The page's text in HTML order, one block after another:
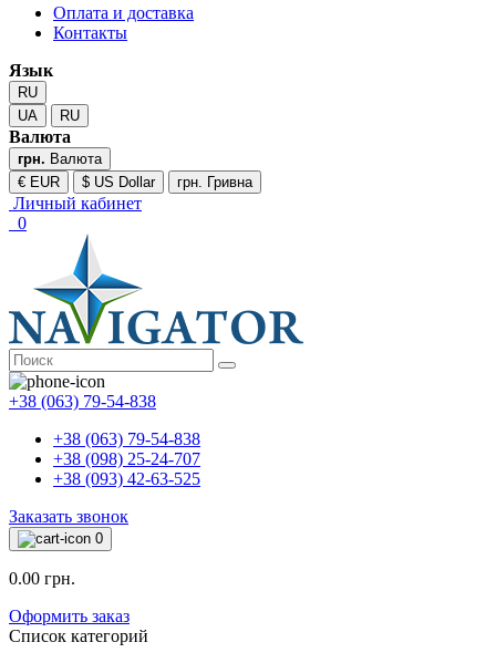
Оплата и доставка
Контакты
Язык
RU
UA
RU
Валюта
грн. Валюта
€ EUR
$ US Dollar грн. Гривна
Личный кабинет
0
+38 (063) 79-54-838
+38 (063) 79-54-838
+38 (098) 25-24-707
+38 (093) 42-63-525
Заказать звонок
0
0.00 грн.
Оформить заказ
Список категорий